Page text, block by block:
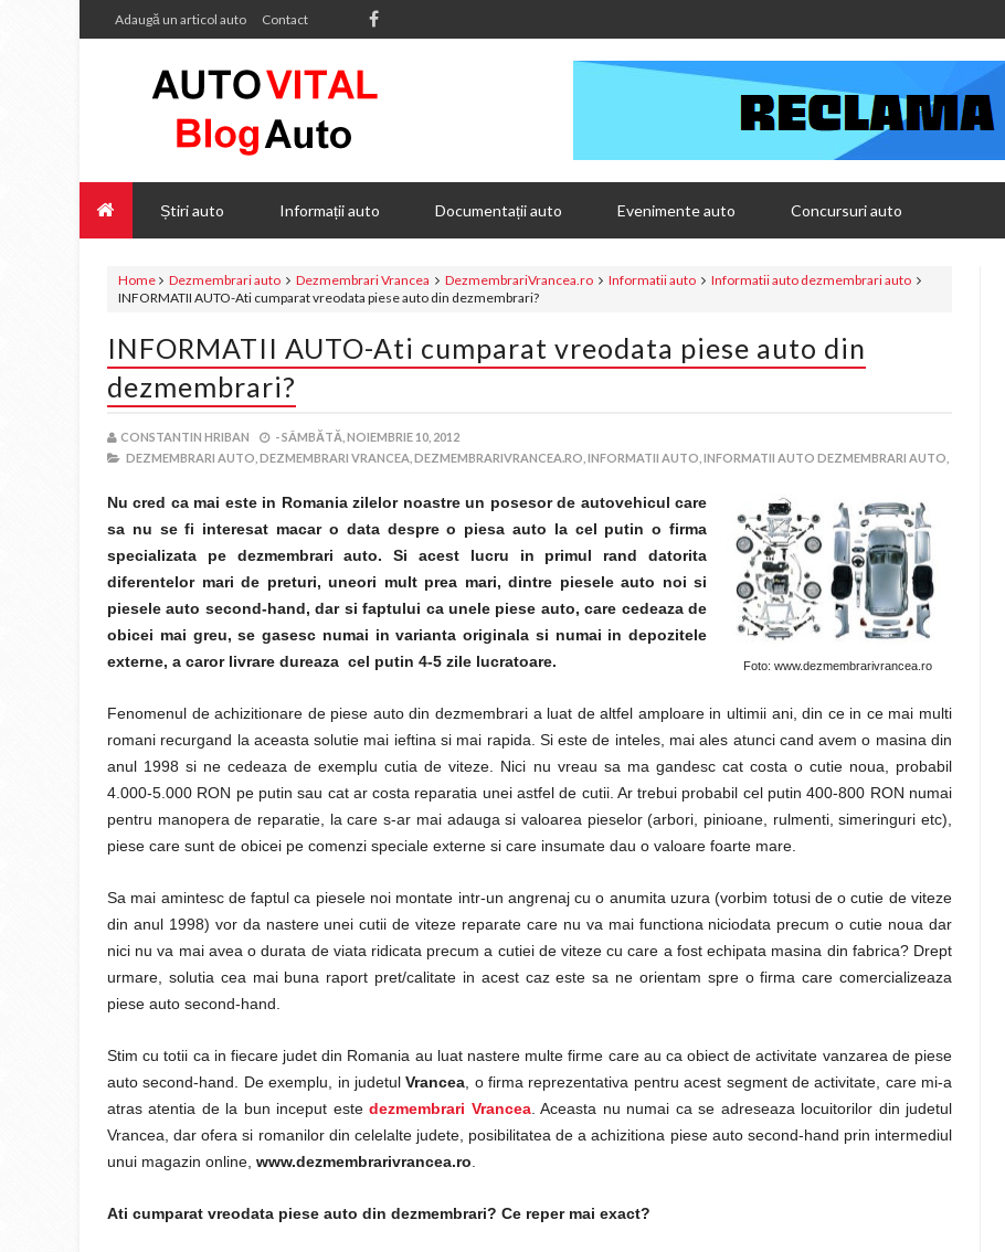
Adaugă un articol auto Contact
Știri auto Informații auto Documentații auto Evenimente auto Concursuri auto
Home Dezmembrari auto Dezmembrari Vrancea DezmembrariVrancea.ro Informatii auto
Informatii auto dezmembrari auto
INFORMATII AUTO-Ati cumparat vreodata piese auto din dezmembrari?
INFORMATII AUTO-Ati cumparat vreodata piese auto din
dezmembrari?
CONSTANTIN HRIBAN -SÂMBĂTĂ, NOIEMBRIE 10, 2012
DEZMEMBRARI AUTO, DEZMEMBRARI VRANCEA, DEZMEMBRARIVRANCEA.RO, INFORMATII AUTO, INFORMATII AUTO DEZMEMBRARI AUTO,
Foto: www.dezmembrarivrancea.ro
Nu cred ca mai este in Romania zilelor noastre un posesor de autovehicul care
sa nu se fi interesat macar o data despre o piesa auto la cel putin o firma
specializata pe dezmembrari auto. Si acest lucru in primul rand datorita
diferentelor mari de preturi, uneori mult prea mari, dintre piesele auto noi si
piesele auto second-hand, dar si faptului ca unele piese auto, care cedeaza de
obicei mai greu, se gasesc numai in varianta originala si numai in depozitele
externe, a caror livrare dureaza cel putin 4-5 zile lucratoare.
Fenomenul de achizitionare de piese auto din dezmembrari a luat de altfel amploare in ultimii ani, din ce in ce mai multi
romani recurgand la aceasta solutie mai ieftina si mai rapida. Si este de inteles, mai ales atunci cand avem o masina din
anul 1998 si ne cedeaza de exemplu cutia de viteze. Nici nu vreau sa ma gandesc cat costa o cutie noua, probabil
4.000-5.000 RON pe putin sau cat ar costa reparatia unei astfel de cutii. Ar trebui probabil cel putin 400-800 RON numai
pentru manopera de reparatie, la care s-ar mai adauga si valoarea pieselor (arbori, pinioane, rulmenti, simeringuri etc),
piese care sunt de obicei pe comenzi speciale externe si care insumate dau o valoare foarte mare.
Sa mai amintesc de faptul ca piesele noi montate intr-un angrenaj cu o anumita uzura (vorbim totusi de o cutie de viteze
din anul 1998) vor da nastere unei cutii de viteze reparate care nu va mai functiona niciodata precum o cutie noua dar
nici nu va mai avea o durata de viata ridicata precum a cutiei de viteze cu care a fost echipata masina din fabrica? Drept
urmare, solutia cea mai buna raport pret/calitate in acest caz este sa ne orientam spre o firma care comercializeaza
piese auto second-hand.
Stim cu totii ca in fiecare judet din Romania au luat nastere multe firme care au ca obiect de activitate vanzarea de piese
auto second-hand. De exemplu, in judetulVrancea , o firma reprezentativa pentru acest segment de activitate, care mi-a
atras atentia de la bun inceput estedezmembrari Vrancea. Aceasta nu numai ca se adreseaza locuitorilor din judetul
Vrancea, dar ofera si romanilor din celelalte judete, posibilitatea de a achizitiona piese auto second-hand prin intermediul
unui magazin online, www.dezmembrarivrancea.ro
Ati cumparat vreodata piese auto din dezmembrari? Ce reper mai exact?